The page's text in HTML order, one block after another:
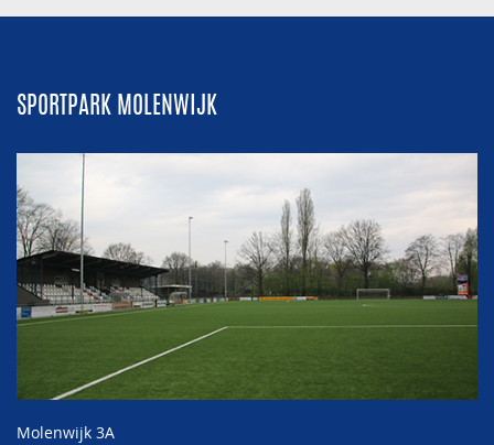
SPORTPARK MOLENWIJK
Molenwijk 3A